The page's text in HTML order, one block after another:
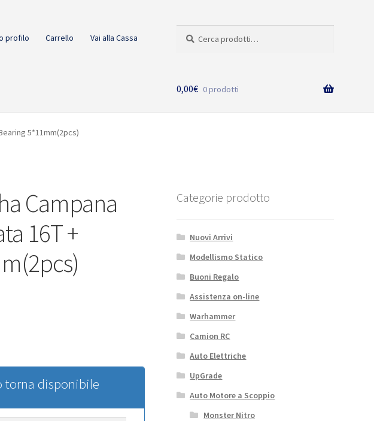
profilo Carrello Vai alla Cassa
0,00€ 0 prodotti
5*11mm(2pcs)
Campana
16T +
torna disponibile
Categorie prodotto
Nuovi Arrivi
Modellismo Statico
Buoni Regalo
Assistenza on-line
Warhammer
Camion RC
Auto Elettriche
UpGrade
Auto Motore a Scoppio
Monster Nitro